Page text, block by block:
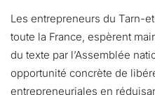
Les entrepreneurs du Tarn-
toute la France, espèrent
du texte par l’Assemblée
opportunité concrète de
entrepreneuriales en